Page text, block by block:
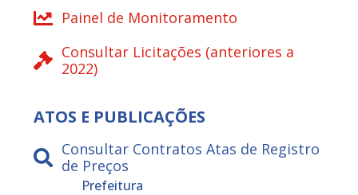
Painel de Monitoramento
Consultar Licitações (anteriores a
2022)
ATOS E PUBLICAÇÕES
Consultar Contratos Atas de Registro
de Preços
Prefeitura